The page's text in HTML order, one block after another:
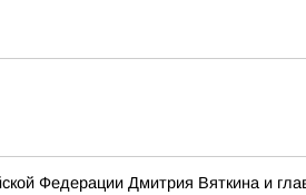
Федерации Дмитрия Вяткина и